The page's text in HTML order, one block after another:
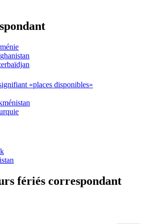
«places disponibles»
fériés correspondant